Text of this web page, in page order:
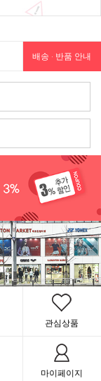
배송 · 반품 안내
관심상품
마이페이지